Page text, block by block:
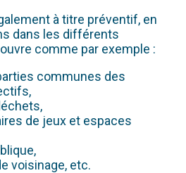
à titre préventif, en
dans les différents
comme par exemple :
communes des
de jeux et espaces
voisinage, etc.